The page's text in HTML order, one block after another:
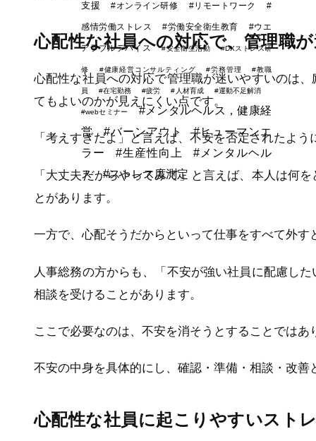
心配性な社員への対応で、管理職
心配性な社員への対応で管理職が迷いやすいのは
てもよいのかが見えにくい点です。
「考えすぎだよ」と言えば、不安を否定されたよ
「大丈夫だからやってみて」と言えば、本人は何
とがあります。
一方で、心配そうだからといって仕事をすべて外
人事総務の方からも、「不安が強い社員に配慮し
相談を受けることがあります。
ここで必要なのは、不安を消そうとすることではあ
不安の中身を具体的にし、確認・準備・相談・改
心配性な社員に起こりやすいスト
支援
#オンライン研修 #リモートワーク #
感情労働ストレス #労働安全衛生教育 #ウエ
アラブルデバイス #安全衛生活動 #DXストレス研
修 #健康経営コンサルティング #労務管理 #教職
員 #在宅勤務 #疲労 #人材育成 #運動不足解消
#webセミナー
#メンタルヘルス，健康経
営
#バーンアウト
#ヒューマンエ
ラー
#生産性向上
#メンタルヘル
ス
#ストレス度測定